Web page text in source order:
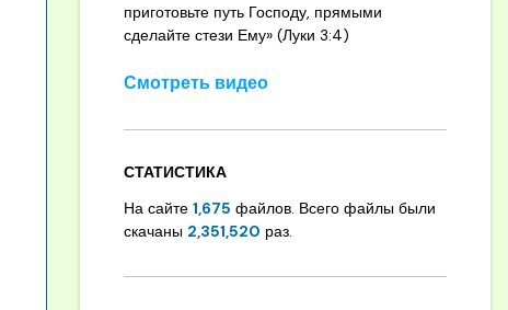
приготовьте путь Господу, прямыми
сделайте стези Ему» (Луки 3:4)
Смотреть видео
СТАТИСТИКА
На сайте 1,675 файлов. Всего файлы были
скачаны 2,351,520 раз.